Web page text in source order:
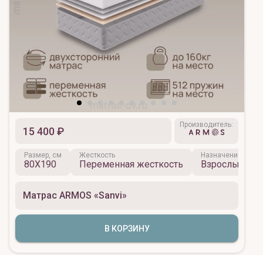
15 400 ₽
Производитель:
Размер, см
80X190
Жесткость
Переменная жесткость
Назначение
Взрослый
Матрас ARMOS «Sanvi»
В КОРЗИНУ